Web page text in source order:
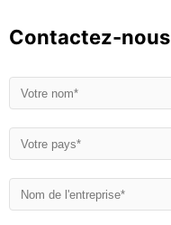
Contactez-nous